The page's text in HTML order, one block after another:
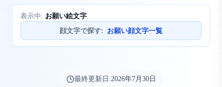
表示中: お願い絵文字
顔文字で探す: お願い顔文字一覧
最終更新日:2026年7月30日